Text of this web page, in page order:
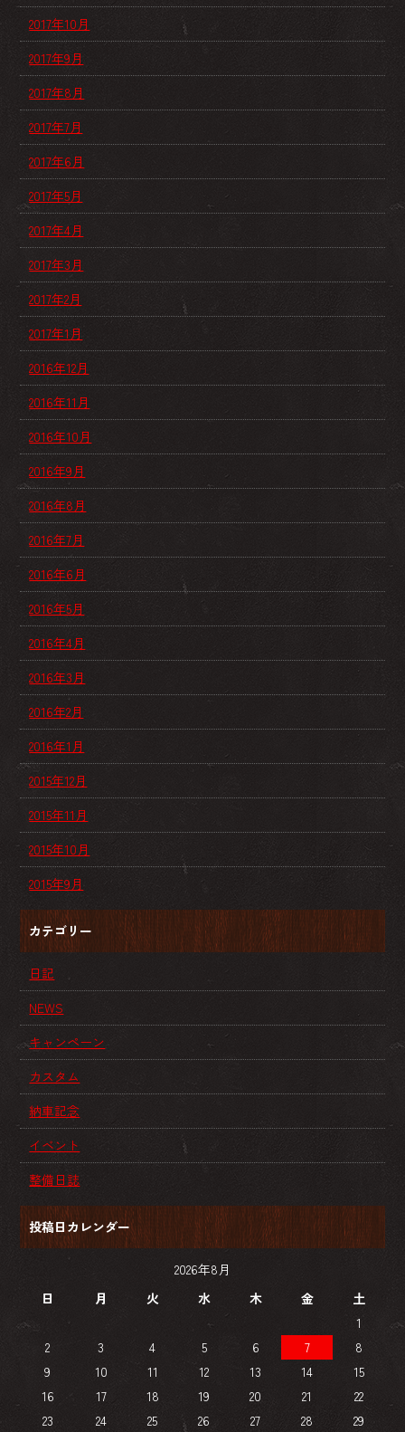
2017年10月
2017年9月
2017年8月
2017年7月
2017年6月
2017年5月
2017年4月
2017年3月
2017年2月
2017年1月
2016年12月
2016年11月
2016年10月
2016年9月
2016年8月
2016年7月
2016年6月
2016年5月
2016年4月
2016年3月
2016年2月
2016年1月
2015年12月
2015年11月
2015年10月
2015年9月
カテゴリー
日記
NEWS
キャンペーン
カスタム
納車記念
イベント
整備日誌
投稿日カレンダー
2026年8月
日
月 火 水 木 金
土
1
2
3 4 5 6 7
8
9
10 11 12 13 14
15
16
17 18 19 20 21
22
23
24 25 26 27 28 29